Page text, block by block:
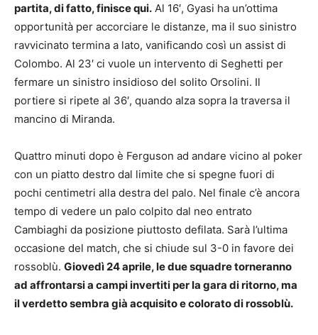
partita, di fatto, finisce qui. Al 16′, Gyasi ha un’ottima
opportunità per accorciare le distanze, ma il suo sinistro
ravvicinato termina a lato, vanificando così un assist di
Colombo. Al 23′ ci vuole un intervento di Seghetti per
fermare un sinistro insidioso del solito Orsolini. Il
portiere si ripete al 36′, quando alza sopra la traversa il
mancino di Miranda.
Quattro minuti dopo è Ferguson ad andare vicino al poker
con un piatto destro dal limite che si spegne fuori di
pochi centimetri alla destra del palo. Nel finale c’è ancora
tempo di vedere un palo colpito dal neo entrato
Cambiaghi da posizione piuttosto defilata. Sarà l’ultima
occasione del match, che si chiude sul 3-0 in favore dei
rossoblù. Giovedì 24 aprile, le due squadre torneranno
ad affrontarsi a campi invertiti per la gara di ritorno, ma
il verdetto sembra già acquisito e colorato di rossoblù.